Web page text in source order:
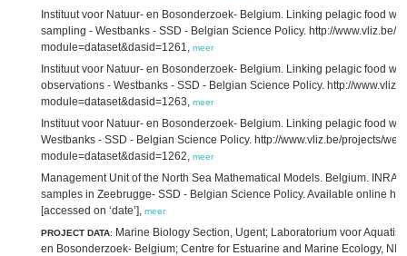
Instituut voor Natuur- en Bosonderzoek- Belgium. Linking pelagic food
sampling - Westbanks - SSD - Belgian Science Policy. http://www.vliz.be/
module=dataset&dasid=1261, meer
Instituut voor Natuur- en Bosonderzoek- Belgium. Linking pelagic food
observations - Westbanks - SSD - Belgian Science Policy. http://
module=dataset&dasid=1263, meer
Instituut voor Natuur- en Bosonderzoek- Belgium. Linking pelagic food
Westbanks - SSD - Belgian Science Policy. http://www.vliz.be/projects/
module=dataset&dasid=1262, meer
Management Unit of the North Sea Mathematical Models. Belgium.
samples in Zeebrugge- SSD - Belgian Science Policy. Available online
[accessed on ‘date’], meer
PROJECT DATA: Marine Biology Section, Ugent; Laboratorium voor
en Bosonderzoek- Belgium; Centre for Estuarine and Marine Ecology,